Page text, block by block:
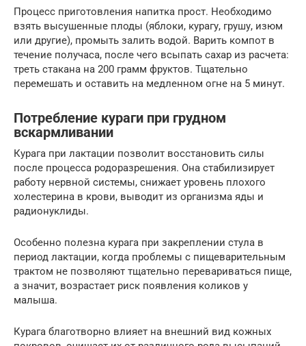
Процесс приготовления напитка прост. Необходимо
взять высушенные плоды (яблоки, курагу, грушу, изюм
или другие), промыть залить водой. Варить компот в
течение получаса, после чего всыпать сахар из расчета:
треть стакана на 200 грамм фруктов. Тщательно
перемешать и оставить на медленном огне на 5 минут.
Потребление кураги при грудном
вскармливании
Курага при лактации позволит восстановить силы
после процесса родоразрешения. Она стабилизирует
работу нервной системы, снижает уровень плохого
холестерина в крови, выводит из организма яды и
радионуклиды.
Особенно полезна курага при закреплении стула в
период лактации, когда проблемы с пищеварительным
трактом не позволяют тщательно перевариваться пище,
а значит, возрастает риск появления коликов у
малыша.
Курага благотворно влияет на внешний вид кожных